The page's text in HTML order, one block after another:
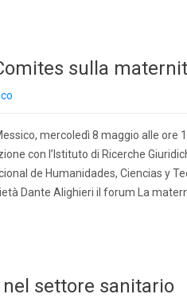
sulla
mercoledì 8 maggio alle ore
con l’Istituto di Ricerche
de Humanidades, Ciencias y
Dante Alighieri il forum La
settore sanitario